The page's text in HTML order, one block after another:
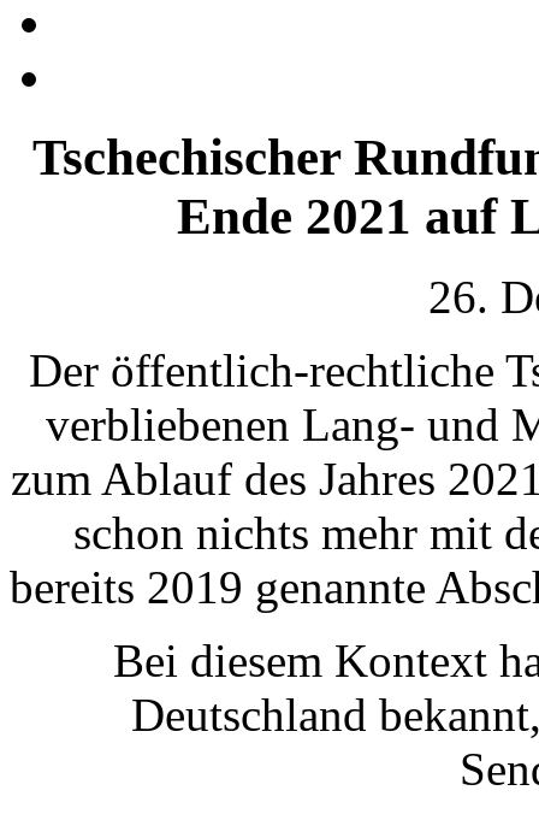
Tschechischer
Ende 2021 auf
26.
Der öffentlich-rechtliche
verbliebenen Lang- und
zum Ablauf des Jahres
schon nichts mehr mit
bereits 2019 genannte
Bei diesem Kontext
Deutschland